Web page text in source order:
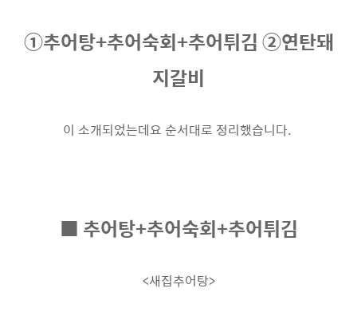
①추어탕+추어숙회+추어튀김 ②연탄돼
지갈비
이 소개되었는데요 순서대로 정리했습니다.
■ 추어탕+추어숙회+추어튀김
<새집추어탕>